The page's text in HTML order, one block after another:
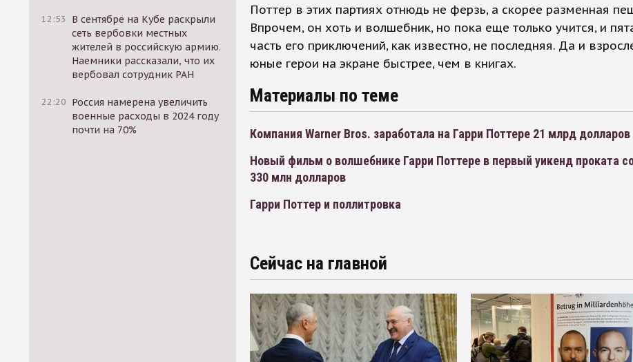
12:53
В сентябре на Кубе раскрыли
сеть вербовки местных
жителей в российскую армию.
Наемники рассказали, что их
вербовал сотрудник РАН
22:20 Россия намерена увеличить
военные расходы в 2024 году
почти на 70%
Поттер в этих партиях отнюдь не ферзь, а скорее разменная
Впрочем, он хоть и волшебник, но пока еще только учится, и
часть его приключений, как известно, не последняя. Да и
юные герои на экране быстрее, чем в книгах.
Материалы по теме
Компания Warner Bros. заработала на Гарри Поттере 21 млрд долларов
Новый фильм о волшебнике Гарри Поттере в первый уикенд проката
330 млн долларов
Гарри Поттер и поллитровка
Сейчас на главной